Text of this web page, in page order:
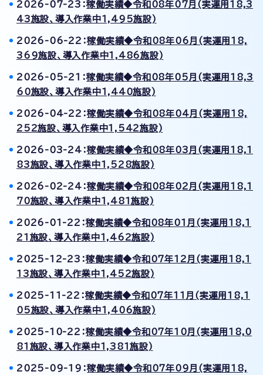
2026-07-23：稼働実績◆令和08年07月(実運用18,3
43施設、導入作業中1,495施設)
2026-06-22：稼働実績◆令和08年06月(実運用18,
369施設、導入作業中1,486施設)
2026-05-21：稼働実績◆令和08年05月(実運用18,3
60施設、導入作業中1,440施設)
2026-04-22：稼働実績◆令和08年04月(実運用18,
252施設、導入作業中1,542施設)
2026-03-24：稼働実績◆令和08年03月(実運用18,1
83施設、導入作業中1,528施設)
2026-02-24：稼働実績◆令和08年02月(実運用18,1
70施設、導入作業中1,481施設)
2026-01-22：稼働実績◆令和08年01月(実運用18,1
21施設、導入作業中1,462施設)
2025-12-23：稼働実績◆令和07年12月(実運用18,1
13施設、導入作業中1,452施設)
2025-11-22：稼働実績◆令和07年11月(実運用18,1
05施設、導入作業中1,406施設)
2025-10-22：稼働実績◆令和07年10月(実運用18,0
81施設、導入作業中1,381施設)
2025-09-19：稼働実績◆令和07年09月(実運用18,